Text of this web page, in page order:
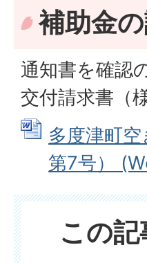
補助金
通知書を確認
交付請求書（
多度津町
第7号）
この